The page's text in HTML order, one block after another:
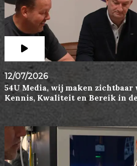
12/07/2026
54U Media, wij maken
Kennis, Kwaliteit en Bereik in